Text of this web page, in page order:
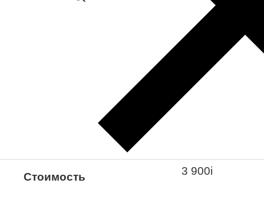
Закажите понравившуюся модель
в ближайший салон “Оптик-Экспресс”.
*Доступно для Республики
Стоимость 3 900i